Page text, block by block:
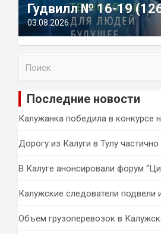
Гудвилл № 16-19
03.08.2026
и
Последние новости
Калужанка победила в конкурсе
Дорогу из Калуги в Тулу
В Калуге анонсировали форум
Калужские следователи подвели
Объем грузоперевозок в